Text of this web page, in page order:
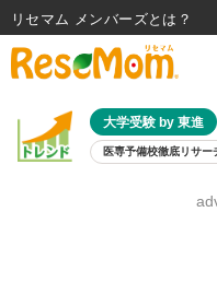
大学受験 by 東進
医専予備校徹底リサー
8月開
リセマム メンバーズ